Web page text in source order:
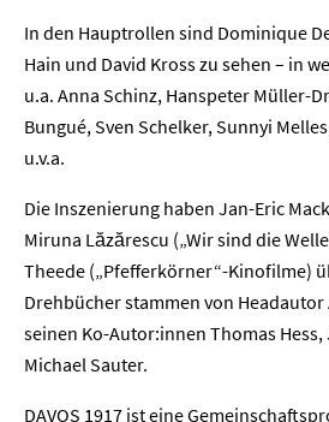
In den Hauptrollen sind Dominique
Hain und David Kross zu sehen – in
u.a. Anna Schinz, Hanspeter Müller-
Bungué, Sven Schelker, Sunnyi
u.v.a.
Die Inszenierung haben Jan-Eric
Miruna Lăzărescu („Wir sind die
Theede („Pfefferkörner“-Kinofilme)
Drehbücher stammen von
seinen Ko-Autor:innen Thomas
Michael Sauter.
DAVOS 1917 ist eine
Home
Unternehmen
Presse